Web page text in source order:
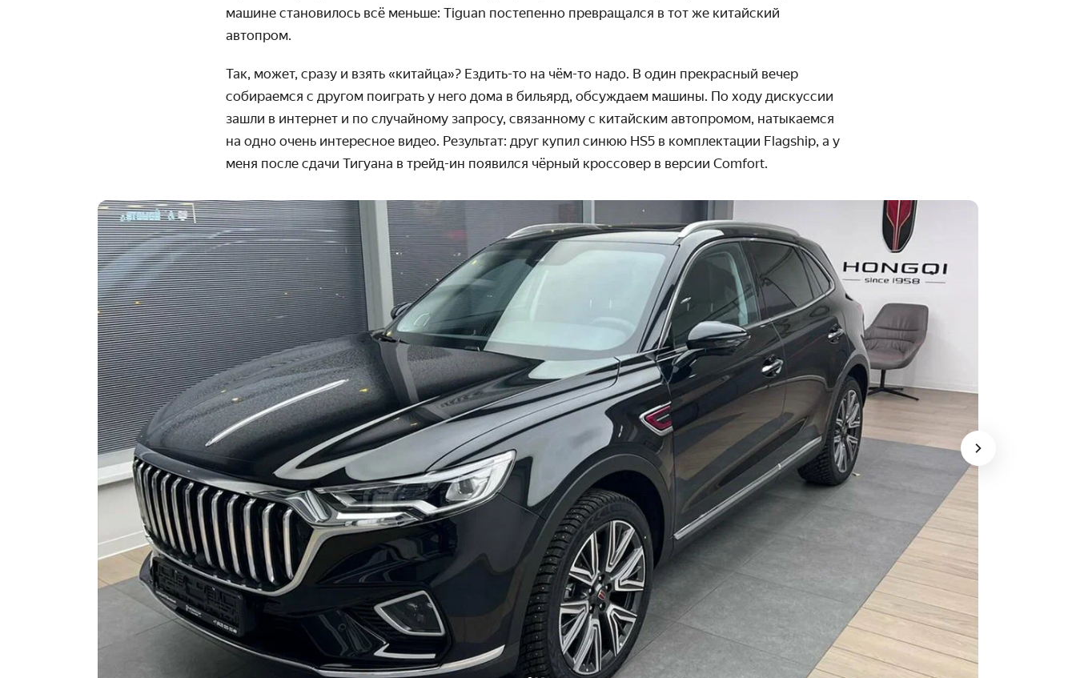
машине становилось всё меньше: Tiguan постепенно превращался в тот же китайский
автопром.
Так, может, сразу и взять «китайца»? Ездить-то на чём-то надо. В один прекрасный вечер
собираемся с другом поиграть у него дома в бильярд, обсуждаем машины. По ходу дискуссии
зашли в интернет и по случайному запросу, связанному с китайским автопромом, натыкаемся
на одно очень интересное видео. Результат: друг купил синюю HS5 в комплектации Flagship, а у
меня после сдачи Тигуана в трейд-ин появился чёрный кроссовер в версии Comfort.